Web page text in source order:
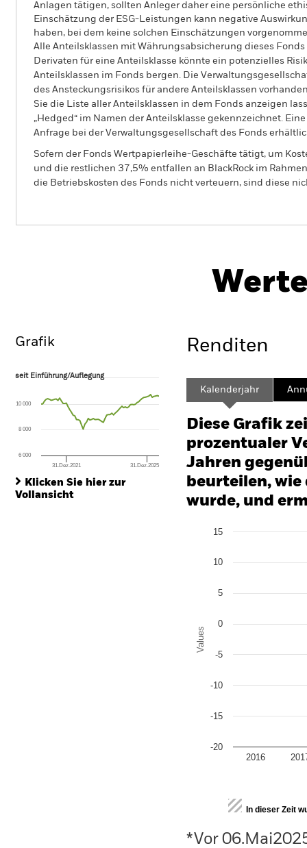
Anlagen tätigen, sollten Anleger daher eine persönliche
Einschätzung der ESG-Leistungen kann negative
haben, bei dem keine solchen Einschätzungen
Alle Anteilsklassen mit Währungsabsicherung dieses
Derivaten für eine Anteilsklasse könnte ein potenzielles
Anteilsklassen im Fonds bergen. Die
des Ansteckungsrisikos für andere Anteilsklassen
Sie die Liste aller Anteilsklassen in dem Fonds anzeigen
„Hedged“ im Namen der Anteilsklasse gekennzeichnet.
Anfrage bei der Verwaltungsgesellschaft des Fonds
Sofern der Fonds Wertpapierleihe-Geschäfte tätigt, um
und die restlichen 37,5% entfallen an BlackRock im
die Betriebskosten des Fonds nicht verteuern, sind diese
Wertentwicklung
Grafik
seit Einführung/Auflegung
The chart has 1 X axis displaying Time. Range: 2020-09-30 00:00:00 to
The chart has 1 Y axis displaying values. Range: -40 to 20.
seit Einführung/Auflegung
31.Dez.2021 31.Dez.2025
6 000
8 000
10 000
Klicken Sie hier zur
Vollansicht
Renditen
Kalenderjahr
Diese Grafik
prozentualer
Jahren
beurteilen,
wurde, und
Bar chart with 2 data
The chart has 1 Y axis
Values
2016
-20
-15
-10
-5
0
5
10
15
End of interactive chart.
In dieser Zeit
*Vor